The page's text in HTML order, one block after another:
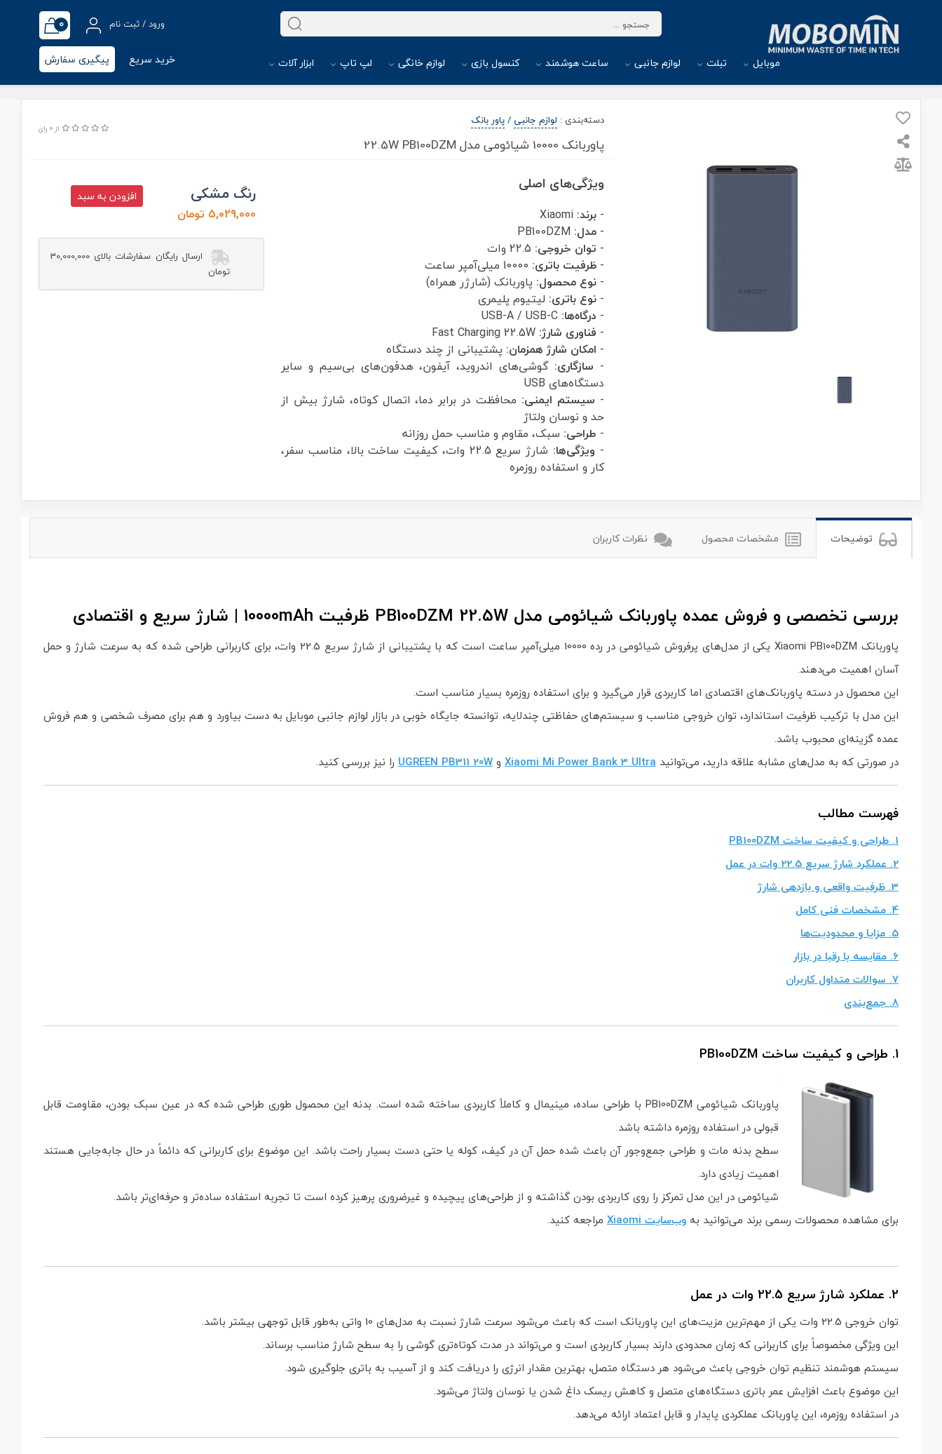
ورود / ثبت نام 0
موبایل تبلت لوازم جانبی ساعت هوشمند کنسول بازی لوازم خانگی لپ تاپ ابزار آلات خرید سریع پیگیری سفارش
دسته‌بندی : لوازم جانبی /پاور بانک
پاوربانک 10000 شیائومی مدل 22.5W PB100DZM
از 0 رای
ویژگی‌های اصلی
-برند: Xiaomi
-مدل: PB100DZM
- توان خروجی:
-ظرفیت باتری:
-نوع محصول: پاوربانک (شارژر همراه)
-نوع باتری: لیتیوم پلیمری
- درگاه‌ها: USB-A / USB-C
- فناوری شارژ: Fast Charging 22.5W
- امکان شارژ همزمان: پشتیبانی از چند دستگاه
- سازگاری: گوشی‌های اندروید، آیفون، هدفون‌های بی‌سیم و سایر
دستگاه‌های USB
- سیستم ایمنی: محافظت در برابر دما، اتصال کوتاه، شارژ بیش از
حد و نوسان ولتاژ
- طراحی: سبک، مقاوم و مناسب حمل روزانه
- ویژگی‌ها:
شارژ سریع 22.5 وات، کیفیت ساخت بالا، مناسب سفر،
کار و استفاده روزمره
رنگ مشکی
5,029,000 تومان
افزودن به سبد
ارسال رایگان سفارشات بالای 30,000,000
تومان
توضیحات مشخصات محصول نظرات کاربران
بررسی تخصصی و فروش عمده پاوربانک شیائومی مدل PB100DZM 22.5W ظرفیت 10000mAh | شارژ سریع و اقتصادی
پاوربانک Xiaomi PB100DZM یکی از مدل‌های پرفروش شیائومی در رده 10000 میلی‌آمپر ساعت است که با پشتیبانی از شارژ سریع 22.5 وات، برای کاربرانی طراحی شده که به سرعت شارژ و حمل
آسان اهمیت می‌دهند.
این محصول در دسته پاوربانک‌های اقتصادی اما کاربردی قرار می‌گیرد و برای استفاده روزمره بسیار مناسب است.
این مدل با ترکیب ظرفیت استاندارد، توان خروجی مناسب و سیستم‌های حفاظتی چندلایه، توانسته جایگاه خوبی در بازار لوازم جانبی موبایل به دست بیاورد و هم برای مصرف شخصی و هم فروش
عمده گزینه‌ای محبوب باشد.
در صورتی که به مدل‌های مشابه علاقه دارید، می‌توانید Xiaomi Mi Power Bank 3 Ultra وUGREEN PB311 20W را نیز بررسی کنید.
فهرست مطالب
1. طراحی و کیفیت ساخت PB100DZM
2. عملکرد شارژ سریع 22.5 وات در عمل
3. ظرفیت واقعی و بازدهی شارژ
4. مشخصات فنی کامل
5. مزایا و محدودیت‌ها
6. مقایسه با رقبا در بازار
7. سوالات متداول کاربران
8. جمع‌بندی
1. طراحی و کیفیت ساخت PB100DZM
پاوربانک شیائومی PB100DZM با طراحی ساده، مینیمال و کاملاً کاربردی ساخته شده است. بدنه این محصول طوری طراحی شده که در عین سبک بودن، مقاومت قابل
قبولی در استفاده روزمره داشته باشد.
سطح بدنه مات و طراحی جمع‌وجور آن باعث شده حمل آن در کیف، کوله یا حتی دست بسیار راحت باشد. این موضوع برای کاربرانی که دائماً در حال جابه‌جایی هستند
اهمیت زیادی دارد.
شیائومی در این مدل تمرکز را روی کاربردی بودن گذاشته و از طراحی‌های پیچیده و غیرضروری پرهیز کرده است تا تجربه استفاده ساده‌تر و حرفه‌ای‌تر باشد.
برای مشاهده محصولات رسمی برند می‌توانید بهوب‌سایت Xiaomi مراجعه کنید.
2. عملکرد شارژ سریع 22.5 وات در عمل
توان خروجی 22.5 وات یکی از مهم‌ترین مزیت‌های این پاوربانک است که باعث می‌شود سرعت شارژ نسبت به مدل‌های 10 واتی به‌طور قابل توجهی بیشتر باشد.
این ویژگی مخصوصاً برای کاربرانی که زمان محدودی دارند بسیار کاربردی است و می‌تواند در مدت کوتاه‌تری گوشی را به سطح شارژ مناسب برساند.
سیستم هوشمند تنظیم توان خروجی باعث می‌شود هر دستگاه متصل، بهترین مقدار انرژی را دریافت کند و از آسیب به باتری جلوگیری شود.
این موضوع باعث افزایش عمر باتری دستگاه‌های متصل و کاهش ریسک داغ شدن یا نوسان ولتاژ می‌شود.
در استفاده روزمره، این پاوربانک عملکردی پایدار و قابل اعتماد ارائه می‌دهد.